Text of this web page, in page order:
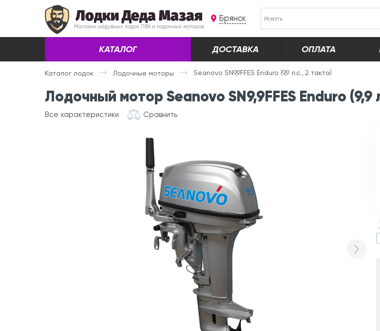
Лодки Деда Мазая
Магазин надувных лодок ПВХ и лодочных моторов
Брянск
КАТАЛОГ ДОСТАВКА ОПЛАТА
Каталог лодок Лодочные моторы Seanovo SN9,9FFES Enduro (9,9 л.с., 2 такта)
Лодочный мотор Seanovo SN9,9FFES Enduro (9,9
Все характеристики Сравнить